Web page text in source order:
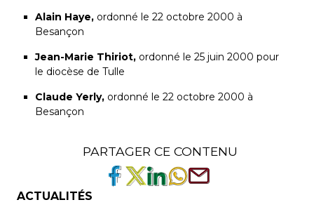
Alain Haye, ordonné le 22 octobre 2000 à
Besançon
Jean-Marie Thiriot, ordonné le 25 juin 2000 pour
le diocèse de Tulle
Claude Yerly, ordonné le 22 octobre 2000 à
Besançon
PARTAGER CE CONTENU
ACTUALITÉS